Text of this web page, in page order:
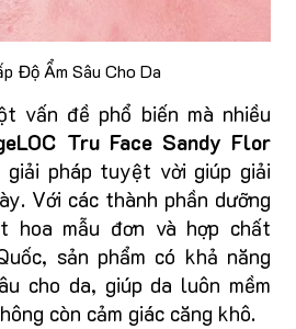
Độ Ẩm Sâu Cho Da
vấn đề phổ biến mà nhiều
Tru Face Sandy Flor
pháp tuyệt vời giúp giải
Với các thành phần dưỡng
hoa mẫu đơn và hợp chất
sản phẩm có khả năng
cho da, giúp da luôn mềm
còn cảm giác căng khô.